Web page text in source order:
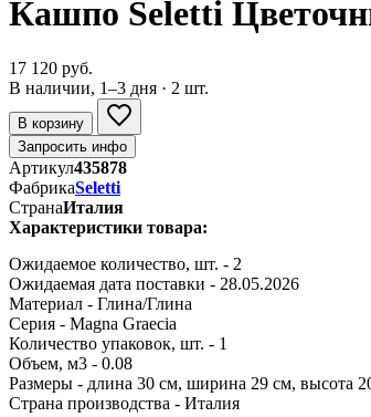
Кашпо Seletti
17 120 руб.
В наличии, 1–3 дня · 2 шт.
В корзину
Запросить инфо
Артикул435878
ФабрикаSeletti
СтранаИталия
Характеристики товара:
Ожидаемое количество, шт. - 2
Ожидаемая дата поставки - 28.05.2026
Материал - Глина/Глина
Серия - Magna Graecia
Количество упаковок, шт. - 1
Объем, м3 - 0.08
Размеры - длина 30 см, ширина 29 см, высота
Страна производства - Италия